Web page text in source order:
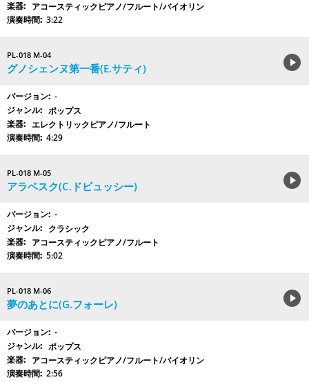
アコースティックピアノ/フルート/バイオリン
3:22
PL-018 M-04
グノシェンヌ第一番(E.サティ)
-
ポップス
エレクトリックピアノ/フルート
4:29
PL-018 M-05
アラベスク(C.ドビュッシー)
-
クラシック
アコースティックピアノ/フルート
5:02
PL-018 M-06
夢のあとに(G.フォーレ)
-
ポップス
アコースティックピアノ/フルート/バイオリン
2:56